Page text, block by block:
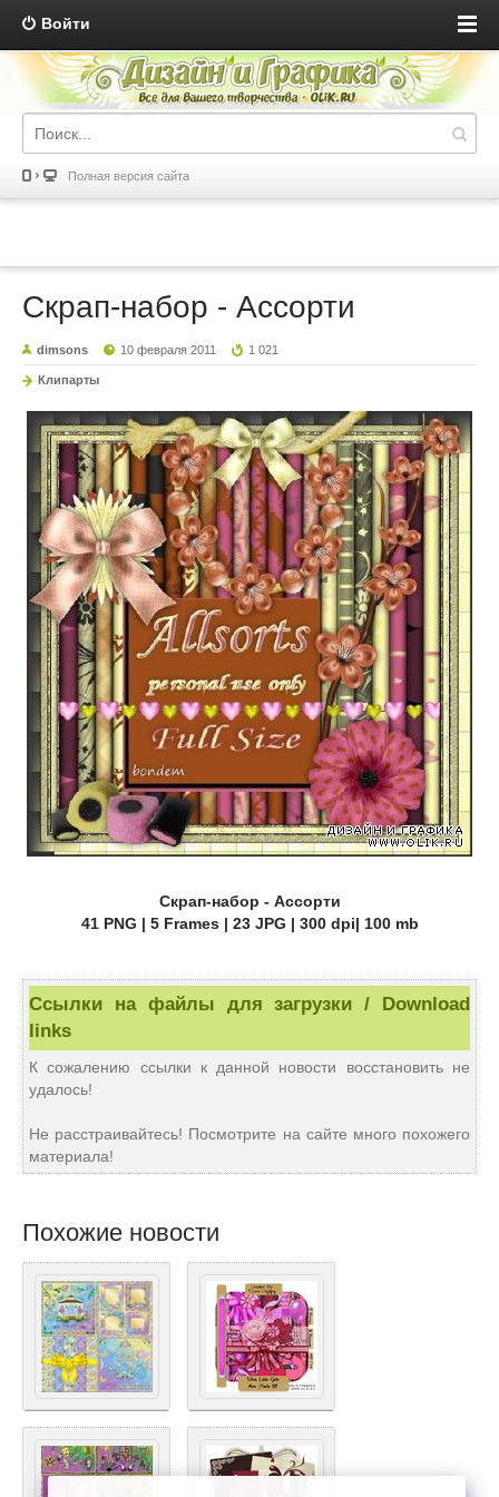
Войти
Полная версия сайта
Скрап-набор - Ассорти
dimsons 10 февраля 2011 1 021
Клипарты
Скрап-набор - Ассорти
41 PNG | 5 Frames | 23 JPG | 300 dpi| 100 mb
Ссылки на файлы для загрузки / Download
links
К сожалению ссылки к данной новости восстановить не
удалось!
Не расстраивайтесь! Посмотрите на сайте много похожего
материала!
Похожие новости